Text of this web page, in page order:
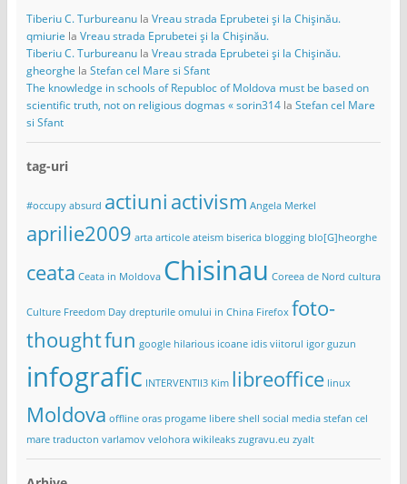
Tiberiu C. Turbureanula Vreau strada Eprubetei și la Chișinău.
qmiurie la Vreau strada Eprubetei și la Chișinău.
Tiberiu C. Turbureanula Vreau strada Eprubetei și la Chișinău.
gheorghe la Stefan cel Mare si Sfant
The knowledge in schools of Republoc of Moldova must be based on
scientific truth, not on religious dogmas « sorin314la Stefan cel Mare
si Sfant
tag-uri
#occupy absurd actiuni activism Angela Merkel
aprilie2009 arta articole ateism biserica blogging blo[G]heorghe
ceata Ceata in Moldova Chisinau Coreea de Nord cultura
Culture Freedom Day drepturile omului in China Firefox foto-
thoughtfun google hilarious icoane idis viitorul igor guzun
infografic INTERVENTII3 Kim libreoffice linux
Moldova offline oras progame libere shell social media stefan cel
mare traducton varlamov velohora wikileaks zugravu.eu zyalt